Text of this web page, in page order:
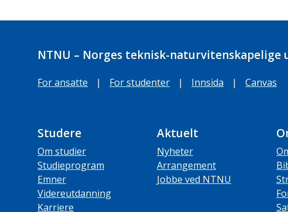
NTNU – Norges teknisk-naturvitenskapelige
For ansatte | For studenter | Innsida | Canvas
Studere
Om studier
Studieprogram
Emner
Videreutdanning
Karriere
Aktuelt
Nyheter
Arrangement
Jobbe ved NTNU